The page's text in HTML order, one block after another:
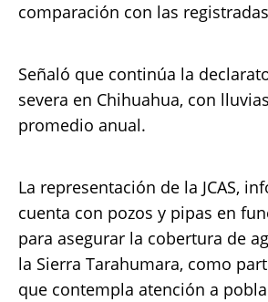
comparación con las
Señaló que continúa la
severa en Chihuahua, con
promedio anual.
La representación de la JCAS,
cuenta con pozos y pipas en
para asegurar la cobertura de
la Sierra Tarahumara, como
que contempla atención a